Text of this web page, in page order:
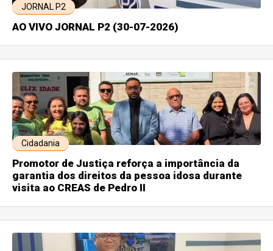
JORNAL P2
AO VIVO JORNAL P2 (30-07-2026)
Cidadania
Promotor de Justiça reforça a importância da
garantia dos direitos da pessoa idosa durante
visita ao CREAS de Pedro II